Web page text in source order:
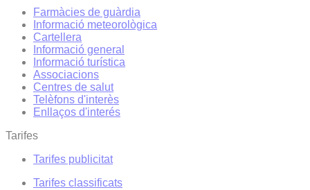
Farmàcies de guàrdia
Informació meteorològica
Cartellera
Informació general
Informació turística
Associacions
Centres de salut
Telèfons d'interès
Enllaços d'interés
Tarifes
Tarifes publicitat
Tarifes classificats